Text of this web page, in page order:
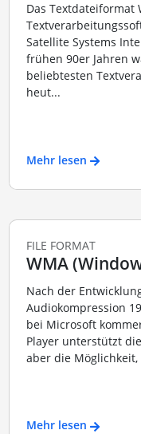
Das Textdateiformat
Satellite Systems
frühen 90er Jahren
beliebtesten
heut...
Mehr lesen
FILE FORMAT
WMA
Nach der
Audiokompression
bei Microsoft
Player unterstützt
aber die
Mehr lesen